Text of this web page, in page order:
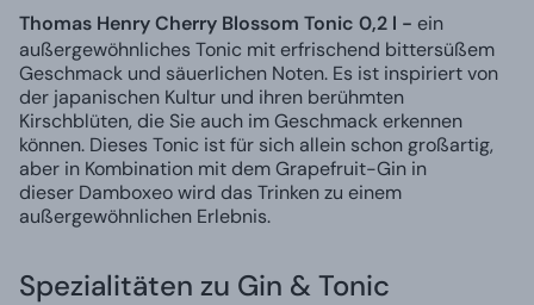
Thomas Henry Cherry Blossom Tonic 0,2 l - ein
außergewöhnliches Tonic mit erfrischend bittersüßem
Geschmack und säuerlichen Noten. Es ist inspiriert von
der japanischen Kultur und ihren berühmten
Kirschblüten, die Sie auch im Geschmack erkennen
können. Dieses Tonic ist für sich allein schon großartig,
aber in Kombination mit dem Grapefruit-Gin in
dieser Damboxeo wird das Trinken zu einem
außergewöhnlichen Erlebnis.
Spezialitäten zu Gin & Tonic